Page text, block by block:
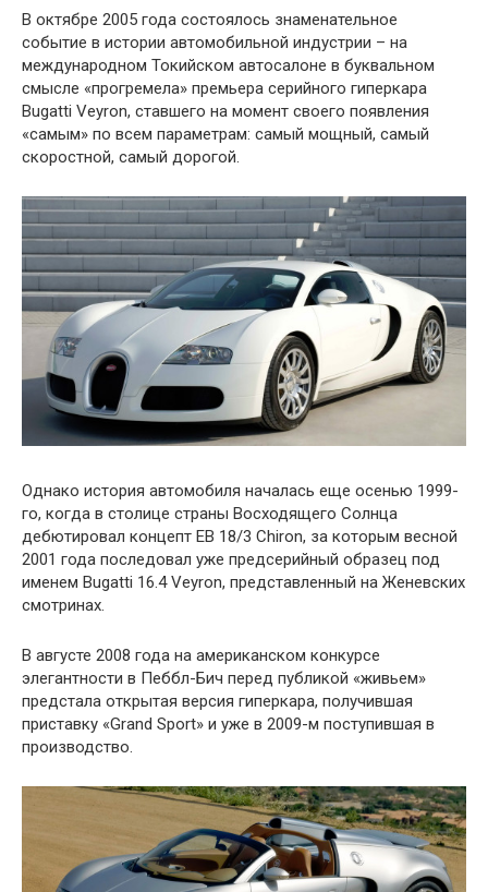
В октябре 2005 года состоялось знаменательное
событие в истории автомобильной индустрии – на
международном Токийском автосалоне в буквальном
смысле «прогремела» премьера серийного гиперкара
Bugatti Veyron, ставшего на момент своего появления
«самым» по всем параметрам: самый мощный, самый
скоростной, самый дорогой.
Однако история автомобиля началась еще осенью 1999-
го, когда в столице страны Восходящего Солнца
дебютировал концепт EB 18/3 Chiron, за которым весной
2001 года последовал уже предсерийный образец под
именем Bugatti 16.4 Veyron, представленный на Женевских
смотринах.
В августе 2008 года на американском конкурсе
элегантности в Пеббл-Бич перед публикой «живьем»
предстала открытая версия гиперкара, получившая
приставку «Grand Sport» и уже в 2009-м поступившая в
производство.